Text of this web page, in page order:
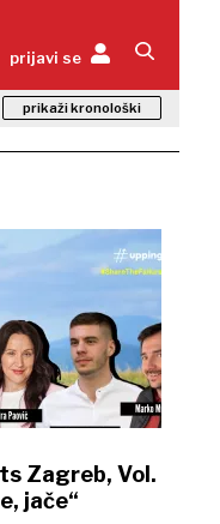
prijavi se
prikaži kronološki
Zagreb, Vol.
jače“